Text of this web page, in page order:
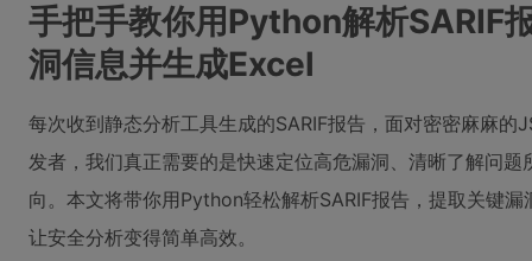
手把手教你用Python解析SARIF
洞信息并生成Excel
每次收到静态分析工具生成的SARIF报告，面对密密麻麻的
发者，我们真正需要的是快速定位高危漏洞、清晰了解问
向。本文将带你用Python轻松解析SARIF报告，提取关键
让安全分析变得简单高效。